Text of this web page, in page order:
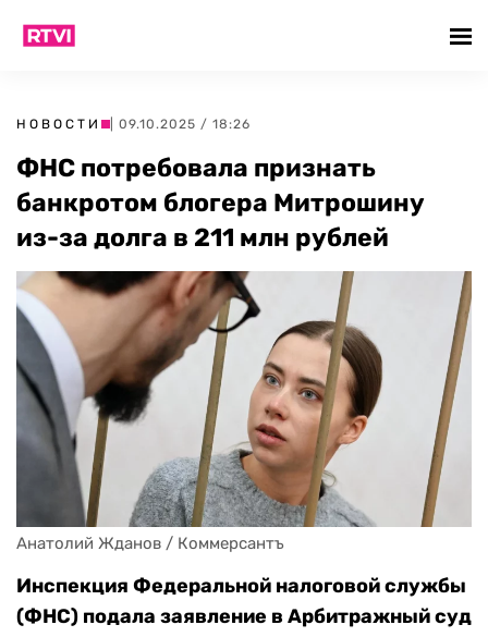
НОВОСТИ | 09.10.2025 / 18:26
ФНС потребовала признать
банкротом блогера Митрошину
из-за долга в 211 млн рублей
Анатолий Жданов / Коммерсантъ
Инспекция Федеральной налоговой службы
(ФНС) подала заявление в Арбитражный суд